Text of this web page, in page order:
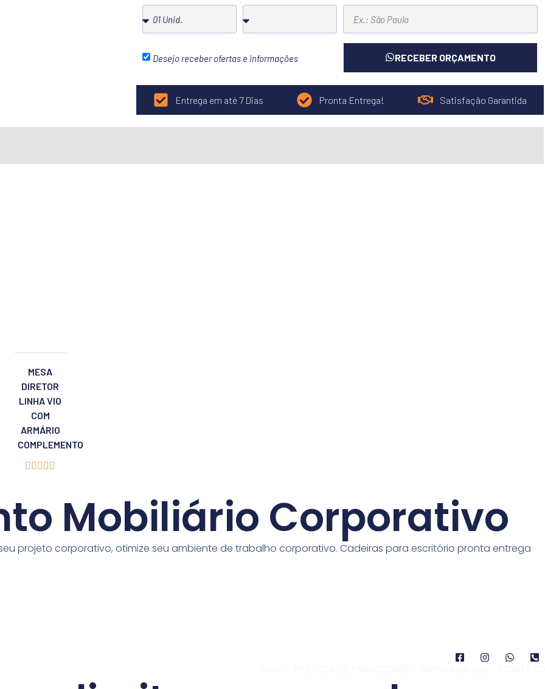
Desejo receber ofertas e informações RECEBER ORÇAMENTO
Entrega em até 7 Dias Pronta Entrega! Satisfação Garantida
MESA
DIRETOR
LINHA VIO
COM
ARMÁRIO
COMPLEMENTO
    
Mobiliário Corporativo
projeto corporativo, otimize seu ambiente de trabalho corporativo. Cadeiras para escritório pronta entrega